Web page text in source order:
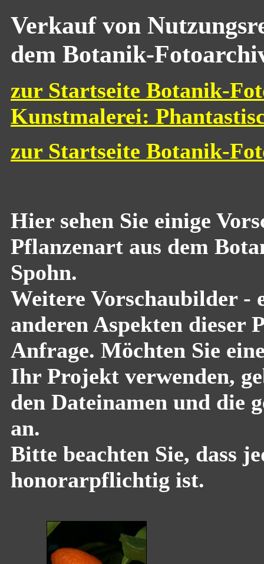
Verkauf von
dem Botanik-
zur Startseite Botanik-
Kunstmalerei:
zur Startseite Botanik-
Hier sehen Sie einige
Pflanzenart aus dem
Spohn.
Weitere Vorschaubilder -
anderen Aspekten dieser
Anfrage. Möchten Sie
Ihr Projekt verwenden,
den Dateinamen und die
an.
Bitte beachten Sie, dass
honorarpflichtig ist.